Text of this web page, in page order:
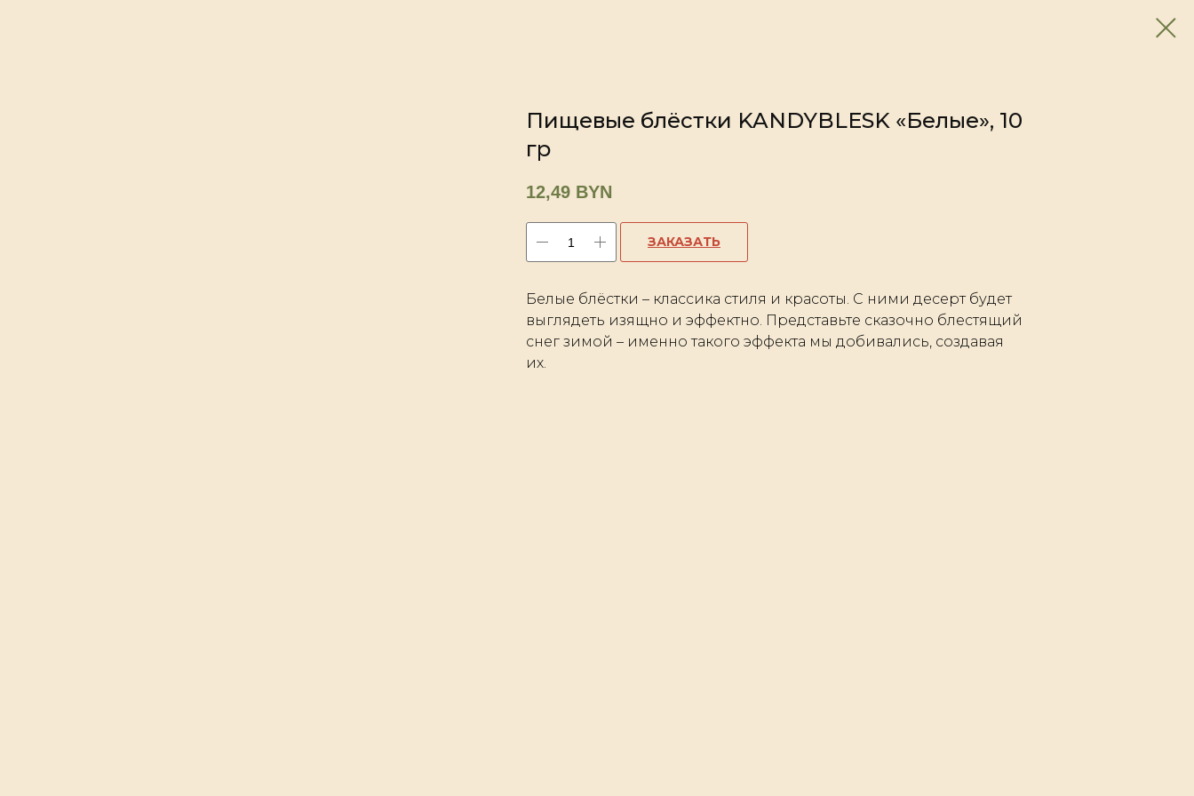
Пищевые блёстки KANDYBLESK «Белые», 10
гр
12,49 BYN
ЗАКАЗАТЬ
Белые блёстки – классика стиля и красоты. С ними десерт будет
выглядеть изящно и эффектно. Представьте сказочно блестящий
снег зимой – именно такого эффекта мы добивались, создавая
их.